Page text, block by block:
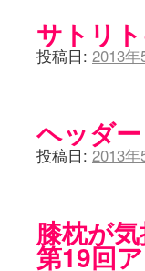
サトリ
投稿日: 2013年
ヘッダ
投稿日: 2013年
膝枕が
第19回